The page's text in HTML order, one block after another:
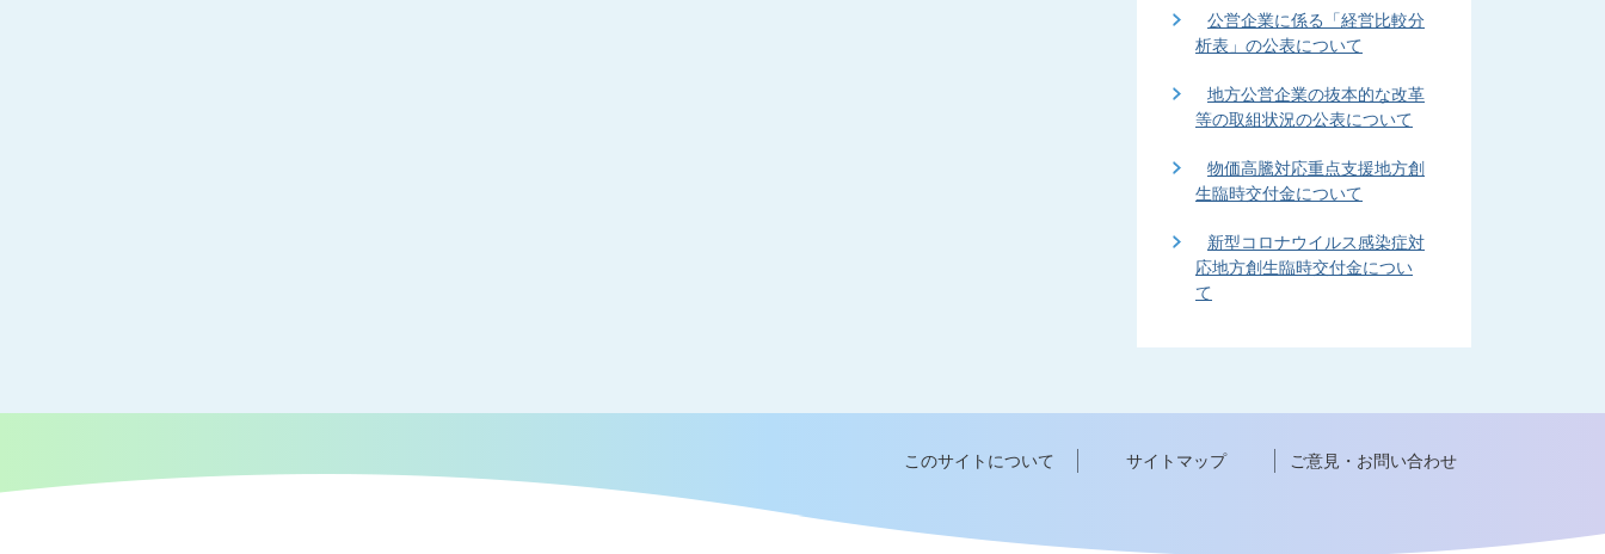
公営企業に係る「経営比較分
析表」の公表について
地方公営企業の抜本的な改革
等の取組状況の公表について
物価高騰対応重点支援地方創
生臨時交付金について
新型コロナウイルス感染症対
応地方創生臨時交付金につい
て
このサイトについて サイトマップ ご意見・お問い合わせ